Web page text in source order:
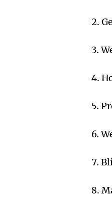
2.
3.
4.
5.
6.
7.
8.